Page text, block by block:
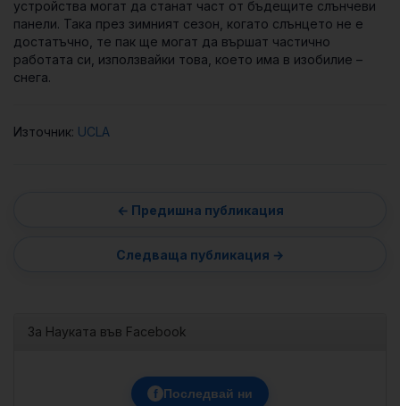
устройства могат да станат част от бъдещите слънчеви
панели. Така през зимният сезон, когато слънцето не е
достатъчно, те пак ще могат да вършат частично
работата си, използвайки това, което има в изобилие –
снега.
Източник: UCLA
За Науката във Facebook
f Последвай ни